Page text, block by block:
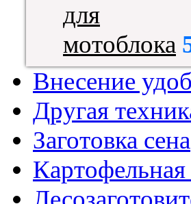
для
мотоблока
Внесение
Другая
Заготовка сена
Картофельная